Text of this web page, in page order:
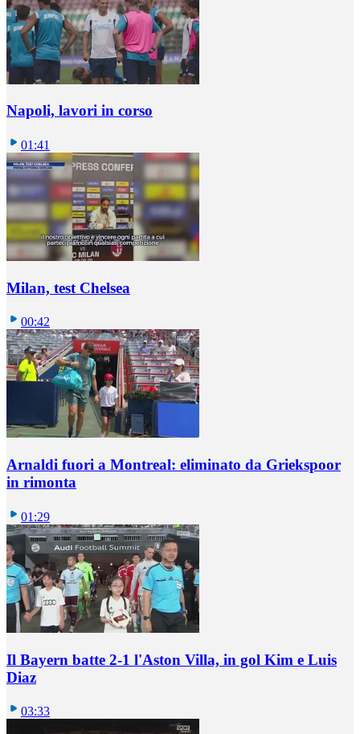
Napoli, lavori in corso
01:41
Milan, test Chelsea
00:42
Arnaldi fuori a Montreal: eliminato da Griekspoor
in rimonta
01:29
Il Bayern batte 2-1 l'Aston Villa, in gol Kim e Luis
Diaz
03:33